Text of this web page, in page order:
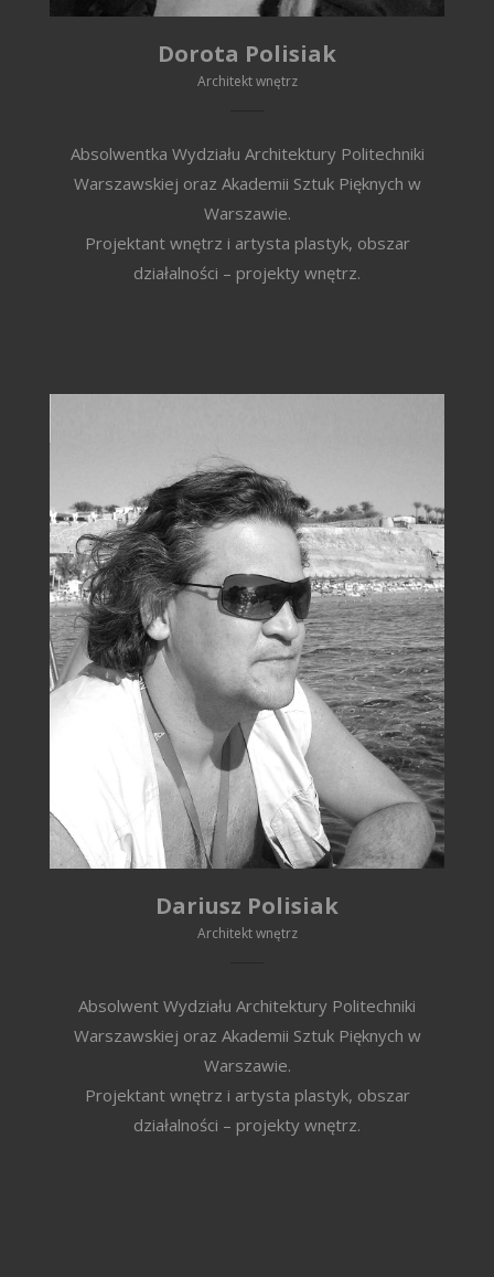
Dorota Polisiak
Architekt wnętrz
Absolwentka Wydziału Architektury Politechniki
Warszawskiej oraz Akademii Sztuk Pięknych w
Warszawie.
Projektant wnętrz i artysta plastyk, obszar
działalności – projekty wnętrz.
Dariusz Polisiak
Architekt wnętrz
Absolwent Wydziału Architektury Politechniki
Warszawskiej oraz Akademii Sztuk Pięknych w
Warszawie.
Projektant wnętrz i artysta plastyk, obszar
działalności – projekty wnętrz.